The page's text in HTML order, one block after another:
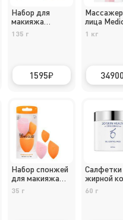
Набор для
макияжа
EcoTools
135 г
1595
лица
"AGE-R
Booster
розовый
1 кг
Набор спонжей
для макияжа
Real Techniques
Ultimate Sponge
35 г
жирной
60 г